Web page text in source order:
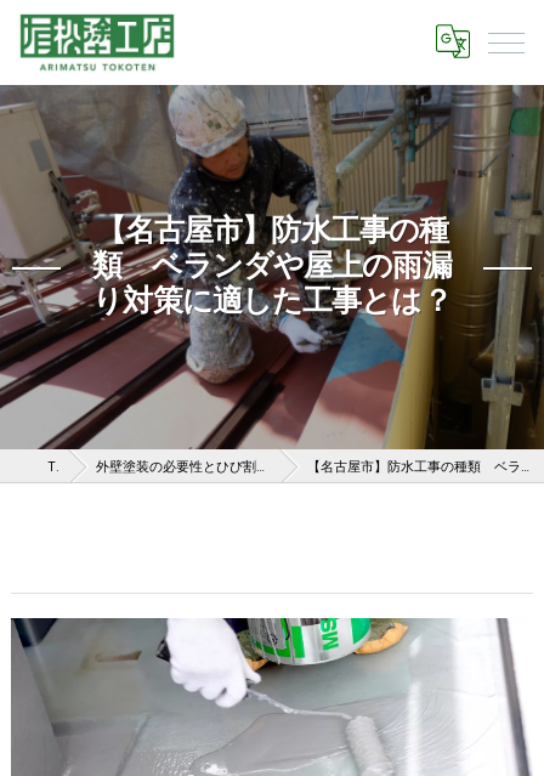
【名古屋市】防水工事の種
類 ベランダや屋上の雨漏
り対策に適した工事とは？
TOP 外壁塗装の必要性とひび割れなどのある外壁を放置する危険性 【名古屋市】防水工事の種類 ベランダや屋上の雨漏り対策に適した工事とは？